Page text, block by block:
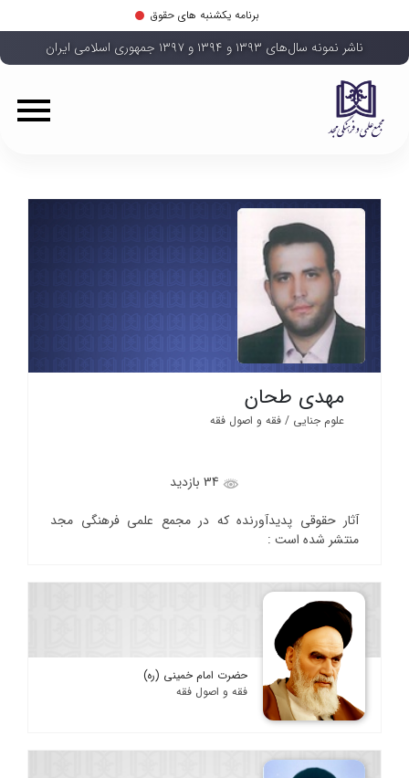
برنامه یکشنبه های حقوق
ناشر نمونه سال‌های ۱۳۹۳ و ۱۳۹۴ و ۱۳۹۷ جمهوری اسلامی ایران
مهدی طحان
علوم جنایی / فقه و اصول فقه
آثار حقوقی پدیدآورنده که در مجمع علمی فرهنگی مجد
منتشر شده است :
حضرت امام خمینی (ره)
فقه و اصول فقه